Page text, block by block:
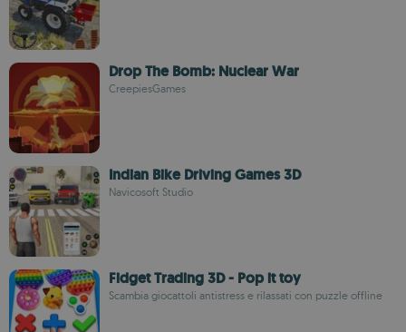
Drop The Bomb: Nuclear War
CreepiesGames
Indian Bike Driving Games 3D
Navicosoft Studio
Fidget Trading 3D - Pop it toy
Scambia giocattoli antistress e rilassati con puzzle offline